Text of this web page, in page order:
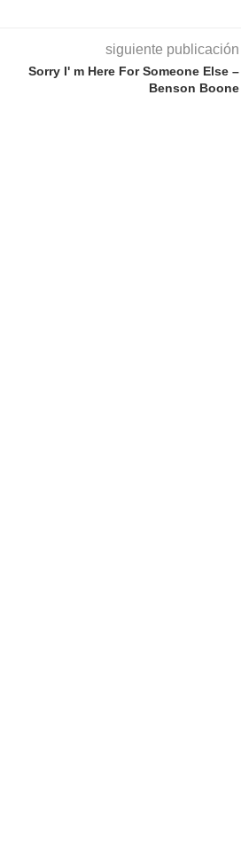
siguiente publicación
Sorry I' m Here For Someone Else –
Benson Boone